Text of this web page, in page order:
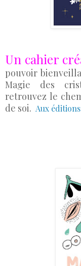
Un cahier
pouvoir
Magie des
retrouvez le
de soi. Aux